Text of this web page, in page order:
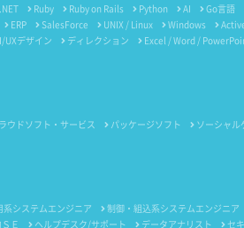
Ruby Ruby on Rails Python AI Go言語
ERP
SalesForce UNIX / Linux Windows
UXデザイン
ディレクション Excel / Word /
ウドソフト・サービス パッケージソフト ソーシャル
系システムエンジニア 制御・組込系システムエンジニア
Ｅ
ヘルプデスク/サポート データアナリスト セ